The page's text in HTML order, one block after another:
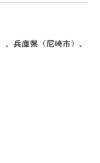
兵庫県（尼崎市）、